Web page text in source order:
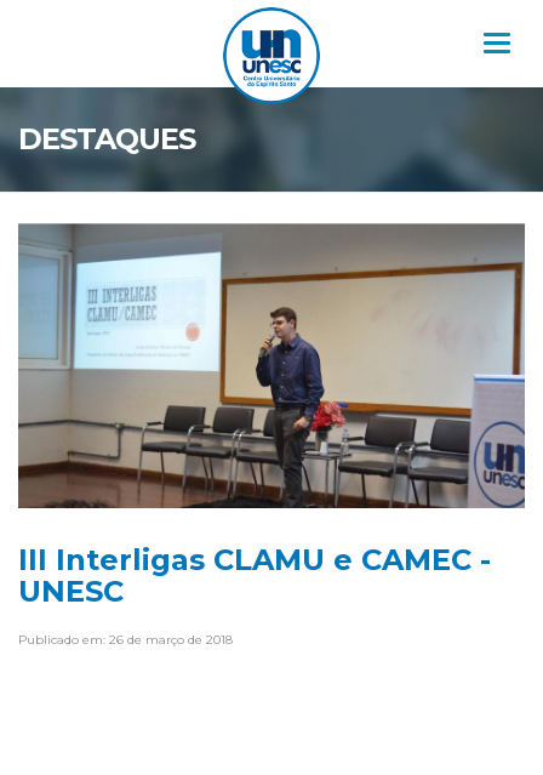
DESTAQUES
III Interligas CLAMU e CAMEC -
UNESC
Publicado em: 26 de março de 2018